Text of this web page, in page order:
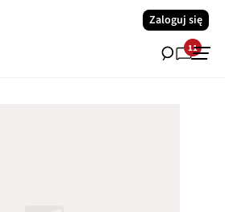
Zaloguj się
11